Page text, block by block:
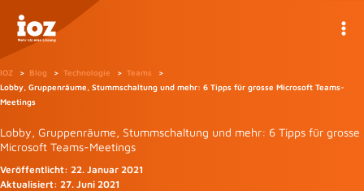
Inhalt
springen
IOZ Blog Technologie
Teams
Lobby, Gruppenräume, Stummschaltung und mehr: 6 Tipps für grosse Microsoft Teams-
Meetings
Lobby, Gruppenräume, Stummschaltung und mehr: 6 Tipps für grosse
Microsoft Teams-Meetings
Veröffentlicht: 22. Januar 2021
Aktualisiert: 27. Juni 2021